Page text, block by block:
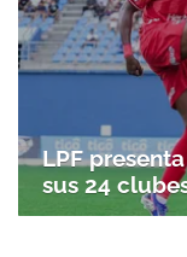
LPF
sus 24